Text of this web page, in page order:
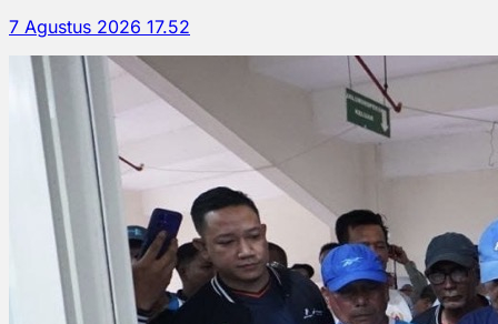
7 Agustus 2026 17.52